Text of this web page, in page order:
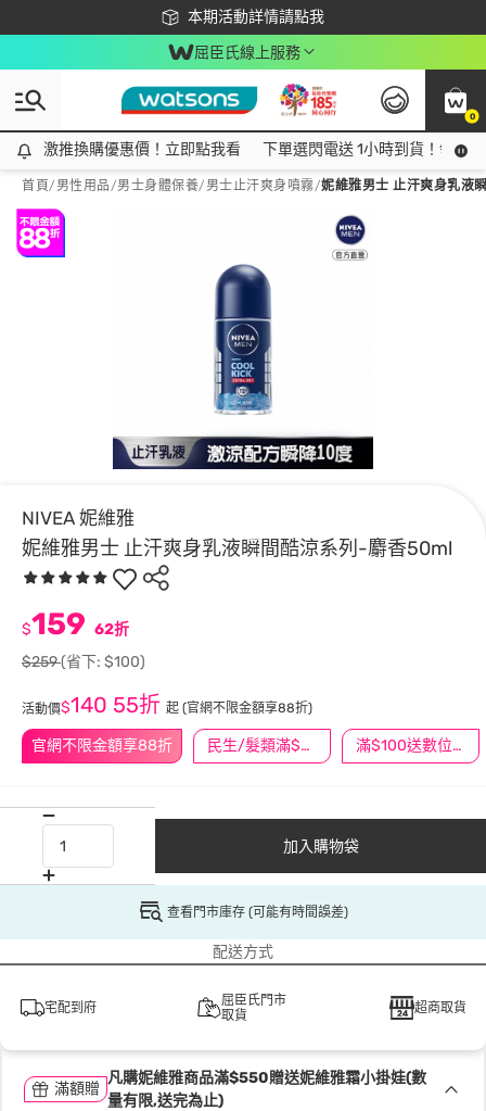
本期活動詳情請點我
下載app最高回饋$350
屈臣氏線上服務
0
激推換購優惠價！立即點我看
激推換購優惠價！立即點我看 下單選閃電送 1小時到貨！領神
首頁/ 男性用品/男士身體保養/ 男士止汗爽身噴霧/妮維雅男士 止汗爽身乳液
NIVEA 妮維雅
妮維雅男士 止汗爽身乳液瞬間酷涼系列-麝香50ml
官網不限金額享88折 民生/髮類滿$388送舒潔冰巾 滿$100送數位印花
$159 62折
$259(省下: $100)
活動價$140 55折 起 (官網不限金額享88折)
加入購物袋
查看門市庫存 (可能有時間誤差)
配送方式
宅配到府
屈臣氏門市
取貨
超商取貨
滿額贈
凡購妮維雅商品滿$550贈送妮維雅霜小掛娃(數
量有限,送完為止)